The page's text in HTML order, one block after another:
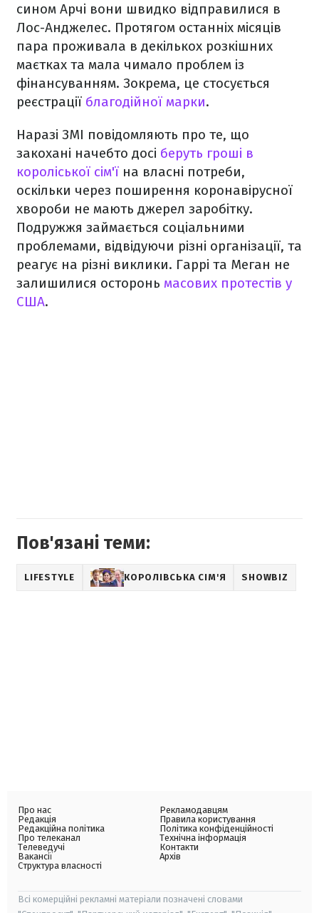
сином Арчі вони швидко відправилися в
Лос-Анджелес. Протягом останніх місяців
пара проживала в декількох розкішних
маєтках та мала чимало проблем із
фінансуванням. Зокрема, це стосується
реєстрації благодійної марки.
Наразі ЗМІ повідомляють про те, що
закохані начебто досі беруть гроші в
короліської сім'ї на власні потреби,
оскільки через поширення коронавірусної
хвороби не мають джерел заробітку.
Подружжя займається соціальними
проблемами, відвідуючи різні організації, та
реагує на різні виклики. Гаррі та Меган не
залишилися осторонь масових протестів у
США.
Пов'язані теми:
LIFESTYLE КОРОЛІВСЬКА СІМ'Я SHOWBIZ
Про нас
Редакція
Редакційна політика
Про телеканал
Телеведучі
Вакансії
Структура власності
Рекламодавцям
Правила користування
Політика конфіденційності
Технічна інформація
Контакти
Архів
Всі комерційні рекламні матеріали позначені словами